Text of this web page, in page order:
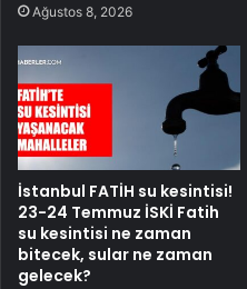
Ağustos 8, 2026
İstanbul FATİH su kesintisi!
23-24 Temmuz İSKİ Fatih
su kesintisi ne zaman
bitecek, sular ne zaman
gelecek?